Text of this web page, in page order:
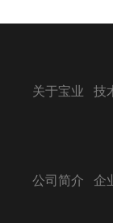
关于宝业 技
公司简介 企